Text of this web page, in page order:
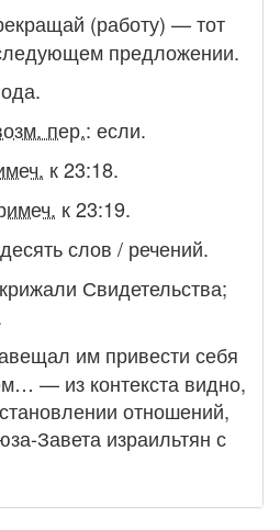
(работу) — тот
предложении.
.
пер.: если.
к 23:18.
к 23:19.
десять слов / речений.
Свидетельства;
им привести себя
… — из контекста видно,
отношений,
Завета израильтян с